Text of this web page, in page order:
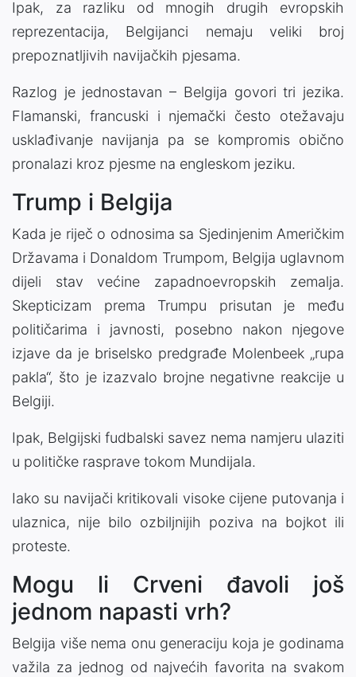
Ipak, za razliku od mnogih drugih evropskih
reprezentacija, Belgijanci nemaju veliki broj
prepoznatljivih navijačkih pjesama.
Razlog je jednostavan – Belgija govori tri jezika.
Flamanski, francuski i njemački često otežavaju
usklađivanje navijanja pa se kompromis obično
pronalazi kroz pjesme na engleskom jeziku.
Trump i Belgija
Kada je riječ o odnosima sa Sjedinjenim Američkim
Državama i Donaldom Trumpom, Belgija uglavnom
dijeli stav većine zapadnoevropskih zemalja.
Skepticizam prema Trumpu prisutan je među
političarima i javnosti, posebno nakon njegove
izjave da je briselsko predgrađe Molenbeek „rupa
pakla“, što je izazvalo brojne negativne reakcije u
Belgiji.
Ipak, Belgijski fudbalski savez nema namjeru ulaziti
u političke rasprave tokom Mundijala.
Iako su navijači kritikovali visoke cijene putovanja i
ulaznica, nije bilo ozbiljnijih poziva na bojkot ili
proteste.
Mogu li Crveni đavoli još
jednom napasti vrh?
Belgija više nema onu generaciju koja je godinama
važila za jednog od najvećih favorita na svakom